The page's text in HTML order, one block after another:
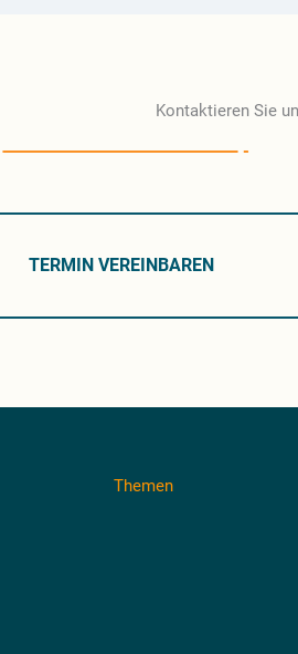
Kontaktieren Sie
TERMIN VEREINBAREN
Themen